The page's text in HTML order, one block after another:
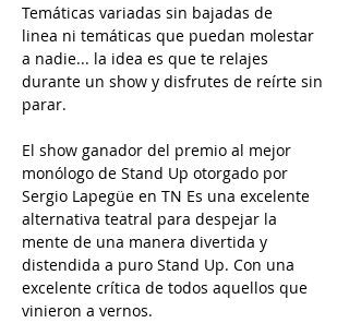
Temáticas variadas sin bajadas de
linea ni temáticas que puedan molestar
a nadie... la idea es que te relajes
durante un show y disfrutes de reírte sin
parar.
El show ganador del premio al mejor
monólogo de Stand Up otorgado por
Sergio Lapegüe en TN Es una excelente
alternativa teatral para despejar la
mente de una manera divertida y
distendida a puro Stand Up. Con una
excelente crítica de todos aquellos que
vinieron a vernos.